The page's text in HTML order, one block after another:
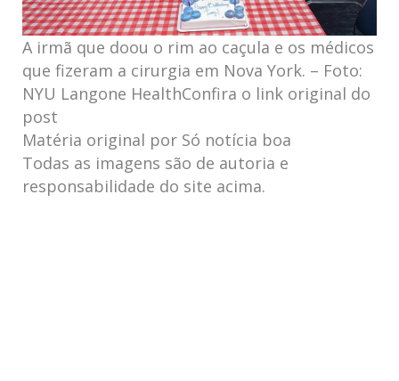
A irmã que doou o rim ao caçula e os médicos
que fizeram a cirurgia em Nova York. – Foto:
NYU Langone HealthConfira o link original do
post
Matéria original por Só notícia boa
Todas as imagens são de autoria e
responsabilidade do site acima.